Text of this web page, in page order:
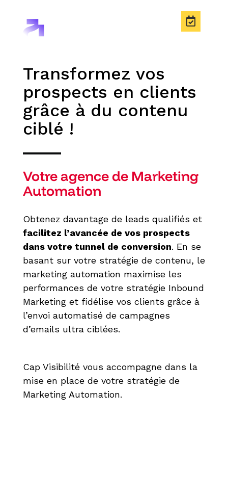
Transformez vos
prospects en clients
grâce à du contenu
ciblé !
Votre agence de Marketing
Automation
Obtenez davantage de leads qualifiés et
facilitez l’avancée de vos prospects
dans votre tunnel de conversion. En se
basant sur votre stratégie de contenu, le
marketing automation maximise les
performances de votre stratégie Inbound
Marketing et fidélise vos clients grâce à
l’envoi automatisé de campagnes
d’emails ultra ciblées.
Cap Visibilité vous accompagne dans la
mise en place de votre stratégie de
Marketing Automation.